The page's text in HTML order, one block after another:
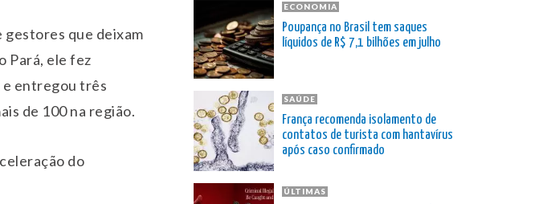
gestores que deixam
Pará, ele fez
entregou três
de 100 na região.
do
ECONOMIA
Poupança no Brasil tem saques
líquidos de R$ 7,1 bilhões em julho
SAÚDE
França recomenda isolamento de
contatos de turista com hantavírus
após caso confirmado
ÚLTIMAS